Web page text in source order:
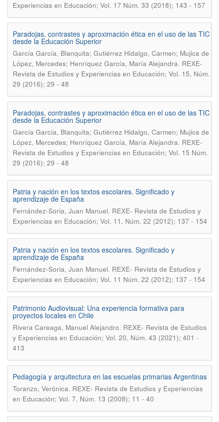
Experiencias en Educación; Vol. 17 Núm. 33 (2018); 143 - 157
Paradojas, contrastes y aproximación ética en el uso de las TIC
desde la Educación Superior
García García, Blanquita; Gutiérrez Hidalgo, Carmen; Mujica de
López, Mercedes; Henríquez García, María Alejandra. REXE-
Revista de Estudios y Experiencias en Educación; Vol. 15, Núm.
29 (2016); 29 - 48
Paradojas, contrastes y aproximación ética en el uso de las TIC
desde la Educación Superior
García García, Blanquita; Gutiérrez Hidalgo, Carmen; Mujica de
López, Mercedes; Henríquez García, María Alejandra. REXE-
Revista de Estudios y Experiencias en Educación; Vol. 15 Núm.
29 (2016); 29 - 48
Patria y nación en los textos escolares. Significado y
aprendizaje de España
Fernández-Soria, Juan Manuel. REXE- Revista de Estudios y
Experiencias en Educación; Vol. 11, Núm. 22 (2012); 137 - 154
Patria y nación en los textos escolares. Significado y
aprendizaje de España
Fernández-Soria, Juan Manuel. REXE- Revista de Estudios y
Experiencias en Educación; Vol. 11 Núm. 22 (2012); 137 - 154
Patrimonio Audiovisual: Una experiencia formativa para
proyectos locales en Chile
Rivera Careaga, Manuel Alejandro. REXE- Revista de Estudios
y Experiencias en Educación; Vol. 20, Núm. 43 (2021); 401 -
413
Pedagogía y arquitectura en las escuelas primarias Argentinas
Toranzo, Verónica. REXE- Revista de Estudios y Experiencias
en Educación; Vol. 7, Núm. 13 (2008); 11 - 40